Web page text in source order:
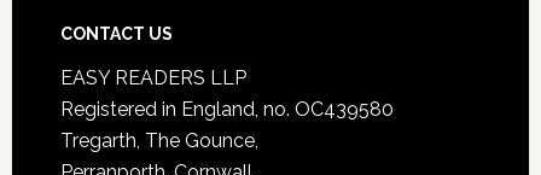
CONTACT US
EASY READERS LLP
Registered in England, no. OC439580
Tregarth, The Gounce,